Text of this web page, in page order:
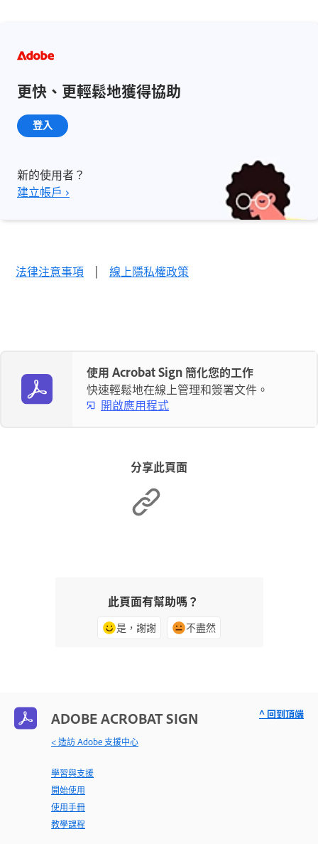
更快、更輕鬆地獲得協助
登入
新的使用者？
建立帳戶 ›
法律注意事項 | 線上隱私權政策
使用 Acrobat Sign 簡化您的工作
快速輕鬆地在線上管理和簽署文件。
開啟應用程式
分享此頁面
此頁面有幫助嗎？
是，謝謝 不盡然
ADOBE ACROBAT SIGN
< 造訪 Adobe 支援中心
學習與支援
開始使用
使用手冊
教學課程
^ 回到頂端